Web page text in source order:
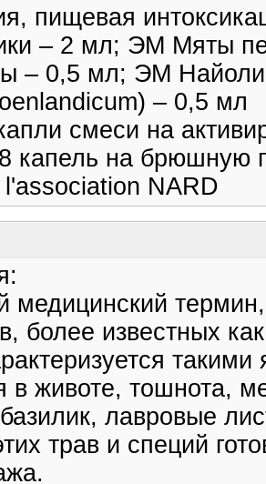
пищевая
– 2 мл; ЭМ Мяты
– 0,5 мл; ЭМ Найоли
– 0,5 мл
смеси на
капель на брюшную
l'association NARD
медицинский
более известных
животе, тош­нота,
лавровые
трав и специй